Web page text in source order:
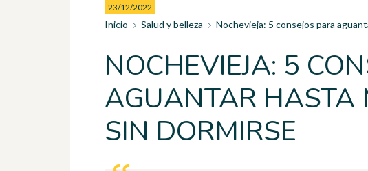
23/12/2022
Inicio Salud y belleza Nochevieja: 5 consejos para
NOCHEVIEJA: 5
AGUANTAR HASTA
SIN DORMIRSE